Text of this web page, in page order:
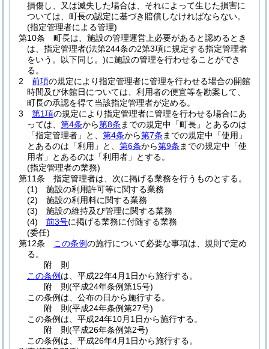
損傷し、又は滅失した場合は、それによって生じた損害に
ついては、町長の認定に基づき賠償しなければならない。
(指定管理者による管理)
第10条
町長は、施設の管理運営上必要があると認めるとき
は、指定管理者(法第244条の2第3項に規定する指定管理者
をいう。以下同じ。)に施設の管理を行わせることができ
る。
2
前項の規定により指定管理者に管理を行わせる場合の開館
時間及び休館日については、利用者の便宜等を勘案して、
町長の承認を得て当該指定管理者が定める。
3
第1項の規定により指定管理者に管理を行わせる場合にあ
っては、 第4条から第8条 までの規定中「町長」とあるのは
「指定管理者」と、 第4条から第7条 までの規定中「使用」
とあるのは「利用」と、 第6条から第9条 までの規定中「使
用者」とあるのは「利用者」とする。
(指定管理者の業務)
第11条
指定管理者は、次に掲げる業務を行うものとする。
(1)
施設の利用許可等に関する業務
(2)
施設の利用料に関する業務
(3)
施設の維持及び管理に関する業務
(4)
前3号に掲げる業務に付随する業務
(委任)
第12条
この条例の施行について必要な事項は、規則で定め
る。
附 則
この条例 は、平成22年4月1日から施行する。
附 則(平成24年条例第15号)
この条例は、公布の日から施行する。
附 則(平成24年条例第27号)
この条例は、平成24年10月1日から施行する。
附 則(平成26年条例第2号)
この条例は、平成26年4月1日から施行する。